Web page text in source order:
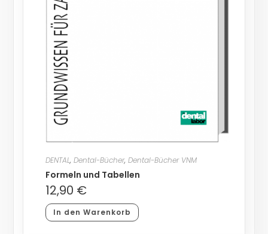
DENTAL, Dental-Bücher, Dental-Bücher VNM
Formeln und Tabellen
12,90 €
In den Warenkorb